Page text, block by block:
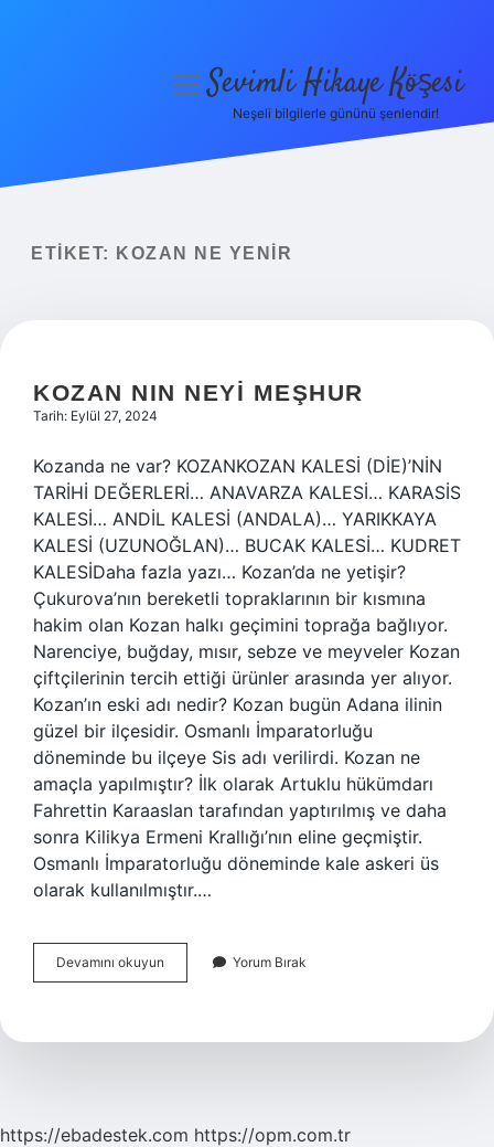
Yasal Uyarı
menüyüSevimli Hikaye Köşesi
Neşeli bilgilerle gününü şenlendir!
ETIKET: KOZAN NE YENIR
KOZAN NIN NEYI MEŞHUR
Tarih: Eylül 27, 2024
Kozanda ne var? KOZANKOZAN KALESİ (DİE)’NİN
TARİHİ DEĞERLERİ… ANAVARZA KALESİ… KARASİS
KALESİ… ANDİL KALESİ (ANDALA)… YARIKKAYA
KALESİ (UZUNOĞLAN)… BUCAK KALESİ… KUDRET
KALESİDaha fazla yazı… Kozan’da ne yetişir?
Çukurova’nın bereketli topraklarının bir kısmına
hakim olan Kozan halkı geçimini toprağa bağlıyor.
Narenciye, buğday, mısır, sebze ve meyveler Kozan
çiftçilerinin tercih ettiği ürünler arasında yer alıyor.
Kozan’ın eski adı nedir? Kozan bugün Adana ilinin
güzel bir ilçesidir. Osmanlı İmparatorluğu
döneminde bu ilçeye Sis adı verilirdi. Kozan ne
amaçla yapılmıştır? İlk olarak Artuklu hükümdarı
Fahrettin Karaaslan tarafından yaptırılmış ve daha
sonra Kilikya Ermeni Krallığı’nın eline geçmiştir.
Osmanlı İmparatorluğu döneminde kale askeri üs
olarak kullanılmıştır.…
Devamını okuyun
Nın
Yorum Bırak
https://ebadestek.com https://opm.com.tr